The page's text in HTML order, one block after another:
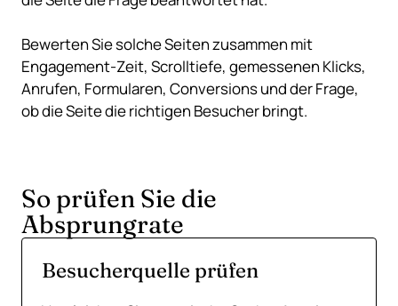
Bewerten Sie solche Seiten zusammen mit
Engagement-Zeit, Scrolltiefe, gemessenen Klicks,
Anrufen, Formularen, Conversions und der Frage,
ob die Seite die richtigen Besucher bringt.
So prüfen Sie die
Absprungrate
Besucherquelle prüfen